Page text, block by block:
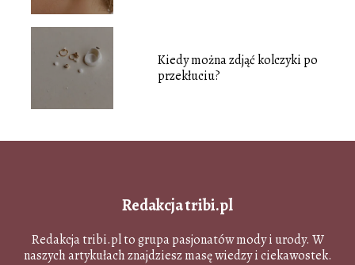
Kiedy można zdjąć kolczyki po
przekłuciu?
Redakcja tribi.pl
Redakcja tribi.pl to grupa pasjonatów mody i urody. W
naszych artykułach znajdziesz masę wiedzy i ciekawostek.